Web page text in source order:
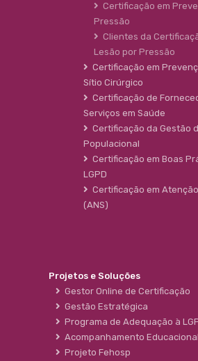
Certificação em
Pressão
Clientes da
Lesão por Pressão
Certificação em
Sítio Cirúrgico
Certificação de
Serviços em Saúde
Certificação da Gestão
Populacional
Certificação em Boas
LGPD
Certificação em
(ANS)
Projetos e Soluções
Gestor Online de Certificação
Gestão Estratégica
Programa de Adequação à
Acompanhamento Educacional
Projeto Fehosp